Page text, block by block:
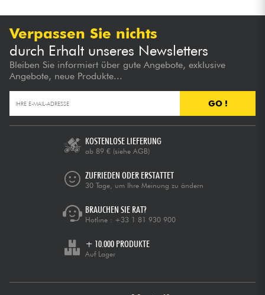
Verpassen Sie nichts
durch Erhalt unseres Newsletters
Bleiben Sie informiert über gute Angebote, exklusive
Angebote, neue Produkte...
GO !
KOSTENLOSE LIEFERUNG
ab 89 € (siehe AGB)
ZUFRIEDEN ODER ERSTATTET
30 Tage, um Ihre Meinung zu ändern
BRAUCHEN SIE RAT?
Hotline : +33 1 81 930 900
+ 10.000 PRODUKTE
Auf Lager